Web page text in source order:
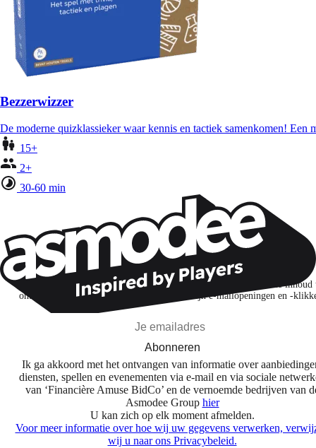
Bezzerwizzer
De moderne quizklassieker waar kennis en tactiek samenkomen! Een
15+
2+
30-60 min
Wil je nog meer spelnieuws ontvangen?
Ik abonneer me om spellen, nieuwe releases en gepersonaliseerde inhoud
ontdekken op basis van mijn interesses en mijn e-mailopeningen en -
Abonneren
Ik ga akkoord met het ontvangen van informatie over
diensten, spellen en evenementen via e-mail en via sociale
van ‘Financière Amuse BidCo’ en de vernoemde bedrijven van
Asmodee Group hier
U kan zich op elk moment afmelden.
Voor meer informatie over hoe wij uw gegevens verwerken,
wij u naar ons Privacybeleid.